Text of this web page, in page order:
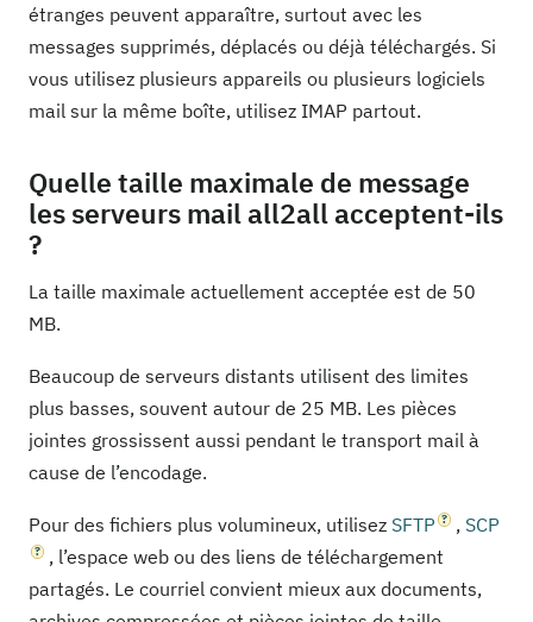
étranges peuvent apparaître, surtout avec les
messages supprimés, déplacés ou déjà téléchargés. Si
vous utilisez plusieurs appareils ou plusieurs logiciels
mail sur la même boîte, utilisez IMAP partout.
Quelle taille maximale de message
les serveurs mail all2all acceptent-ils
?
La taille maximale actuellement acceptée est de 50
MB.
Beaucoup de serveurs distants utilisent des limites
plus basses, souvent autour de 25 MB. Les pièces
jointes grossissent aussi pendant le transport mail à
cause de l’encodage.
Pour des fichiers plus volumineux, utilisez SFTP , SCP
, l’espace web ou des liens de téléchargement
partagés. Le courriel convient mieux aux documents,